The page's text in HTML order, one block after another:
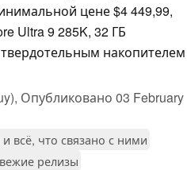
цене $4 449,99,
Ultra 9 285K, 32 ГБ
накопителем
Опубликовано 03 February
всё, что связано с ними
релизы